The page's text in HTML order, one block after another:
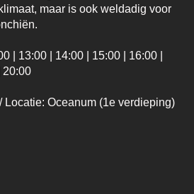
maar is ook weldadig voor
| 13:00 | 14:00 | 15:00 | 16:00 |
20:00
Locatie: Oceanum (1e verdieping)